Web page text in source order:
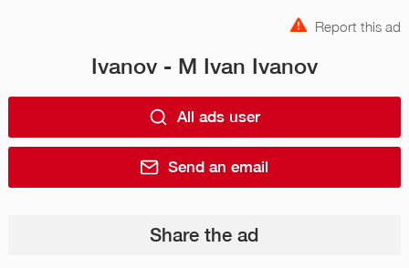
Report this ad
Ivanov - M Ivan Ivanov
All ads user
Send an email
Share the ad